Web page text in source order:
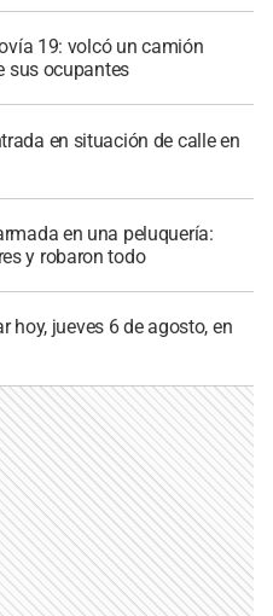
19: volcó un camión
sus ocupantes
en situación de calle en
en una peluquería:
y robaron todo
hoy, jueves 6 de agosto, en